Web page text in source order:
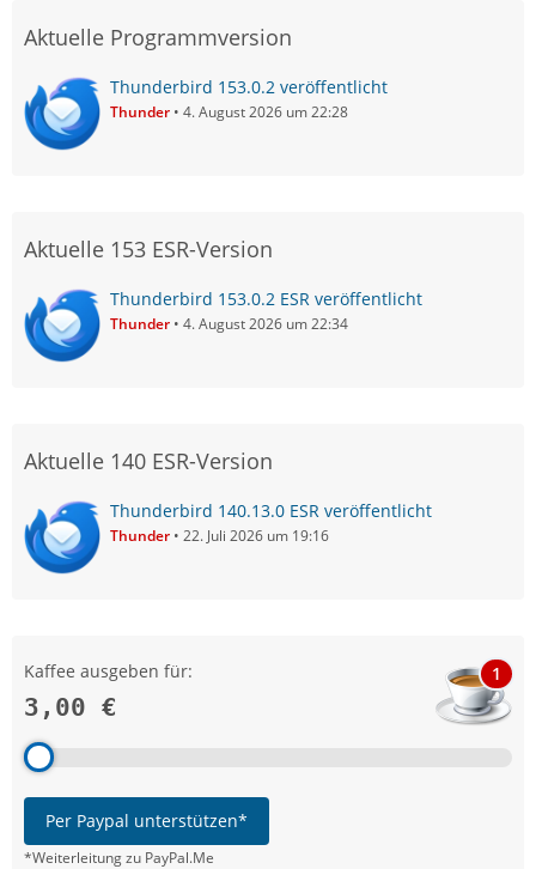
Aktuelle Programmversion
Thunderbird 153.0.2 veröffentlicht
Thunder 4. August 2026 um 22:28
Aktuelle 153 ESR-Version
Thunderbird 153.0.2 ESR veröffentlicht
Thunder 4. August 2026 um 22:34
Aktuelle 140 ESR-Version
Thunderbird 140.13.0 ESR veröffentlicht
Thunder 22. Juli 2026 um 19:16
Kaffee ausgeben für:
3,00 €
1
Per Paypal unterstützen*
*Weiterleitung zu PayPal.Me